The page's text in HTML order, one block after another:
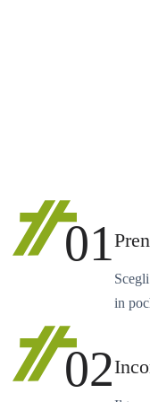
01
in
02